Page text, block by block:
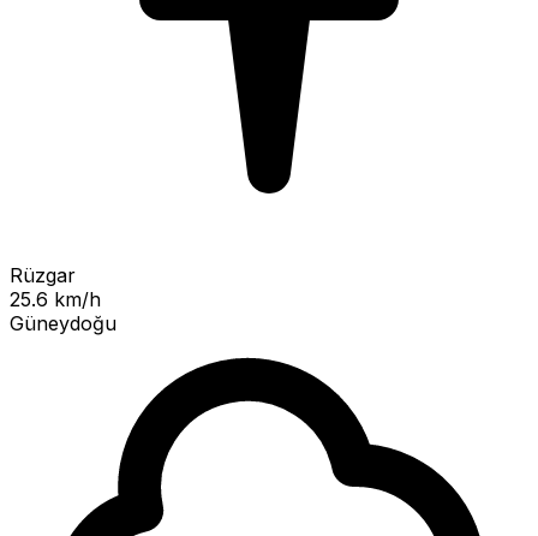
Rüzgar
25.6 km/h
Güneydoğu